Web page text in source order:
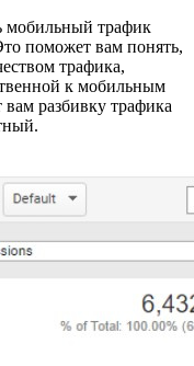
мобильный трафик
поможет вам понять,
трафика,
к мобильным
разбивку трафика